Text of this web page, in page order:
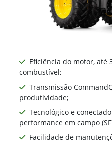
Eficiência do motor, até
combustível;
Transmissão
produtividade;
Tecnológico e
performance em campo
Facilidade de